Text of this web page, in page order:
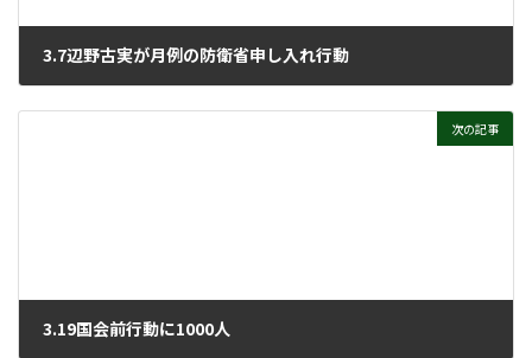
3.7辺野古実が月例の防衛省申し入れ行動
次の記事
3.19国会前行動に1000人